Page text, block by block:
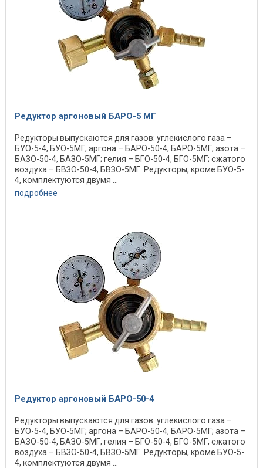
Редуктор аргоновый БАРО-5 МГ
Редукторы выпускаются для газов: углекислого газа –
БУО-5-4, БУО-5МГ; аргона – БАРО-50-4, БАРО-5МГ; азота –
БАЗО-50-4, БАЗО-5МГ; гелия – БГО-50-4, БГО-5МГ; сжатого
воздуха – БВЗО-50-4, БВЗО-5МГ. Редукторы, кроме БУО-5-
4, комплектуются двумя ...
подробнее
Редуктор аргоновый БАРО-50-4
Редукторы выпускаются для газов: углекислого газа –
БУО-5-4, БУО-5МГ; аргона – БАРО-50-4, БАРО-5МГ; азота –
БАЗО-50-4, БАЗО-5МГ; гелия – БГО-50-4, БГО-5МГ; сжатого
воздуха – БВЗО-50-4, БВЗО-5МГ. Редукторы, кроме БУО-5-
4, комплектуются двумя ...